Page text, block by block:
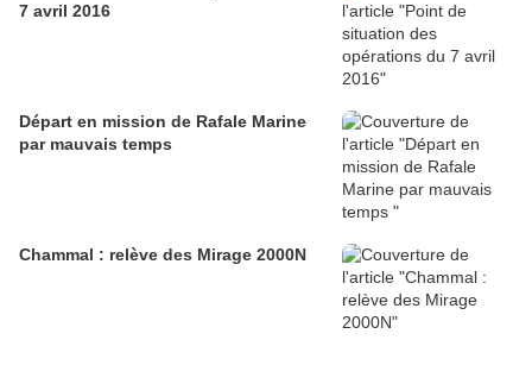
7 avril 2016
Départ en mission de Rafale Marine
par mauvais temps
Chammal : relève des Mirage 2000N